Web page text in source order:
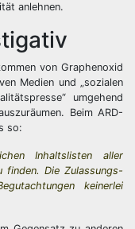
anlehnen.
von Graphenoxid
Medien und „sozialen
umgehend
Beim ARD-
so:
Inhaltslisten aller
Die Zulassungs-
keinerlei